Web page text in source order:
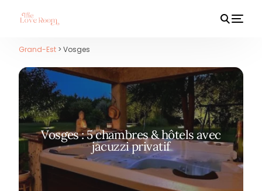
Grand-Est > Vosges
Vosges : 5 chambres & hôtels avec
jacuzzi privatif
HOT